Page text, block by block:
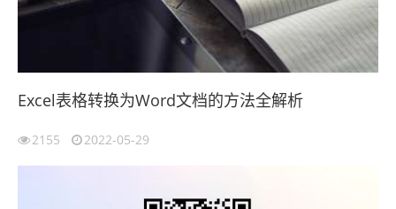
Excel表格转换为Word文档的方法全解析
2155 2022-05-29